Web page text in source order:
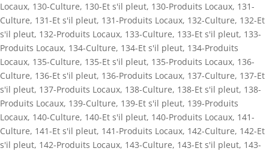
Locaux, 130-Culture, 130-Et s'il pleut, 130-Produits Locaux, 131-
Culture, 131-Et s'il pleut, 131-Produits Locaux, 132-Culture, 132-Et
s'il pleut, 132-Produits Locaux, 133-Culture, 133-Et s'il pleut, 133-
Produits Locaux, 134-Culture, 134-Et s'il pleut, 134-Produits
Locaux, 135-Culture, 135-Et s'il pleut, 135-Produits Locaux, 136-
Culture, 136-Et s'il pleut, 136-Produits Locaux, 137-Culture, 137-Et
s'il pleut, 137-Produits Locaux, 138-Culture, 138-Et s'il pleut, 138-
Produits Locaux, 139-Culture, 139-Et s'il pleut, 139-Produits
Locaux, 140-Culture, 140-Et s'il pleut, 140-Produits Locaux, 141-
Culture, 141-Et s'il pleut, 141-Produits Locaux, 142-Culture, 142-Et
s'il pleut, 142-Produits Locaux, 143-Culture, 143-Et s'il pleut, 143-